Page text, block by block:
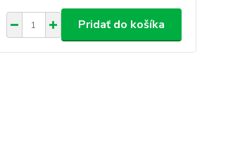
Pridať do košíka